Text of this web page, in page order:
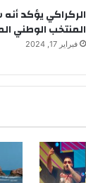
الركراكي يؤكد
المنتخب الوطني
فبراير 17, 2024